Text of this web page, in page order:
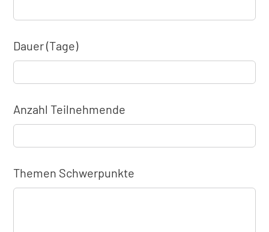
Dauer (Tage)
Anzahl Teilnehmende
Themen Schwerpunkte